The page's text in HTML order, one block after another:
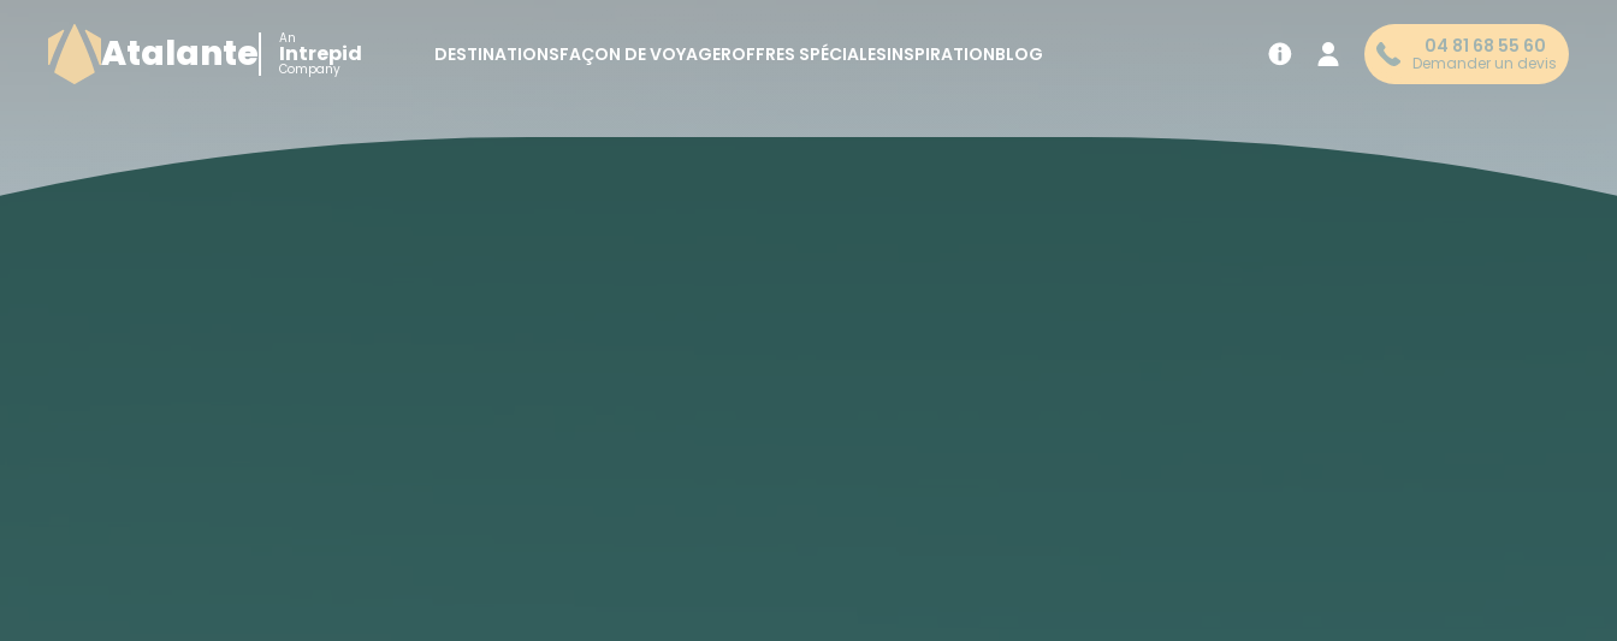
Atalante An
Intrepid
Company
04 81 68 55 60
Demander un devis
DESTINATIONSFAÇON DE VOYAGEROFFRES SPÉCIALESINSPIRATIONBLOG